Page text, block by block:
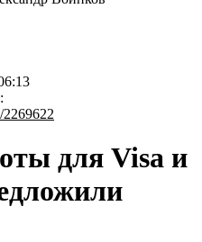
2269622
для Visa и